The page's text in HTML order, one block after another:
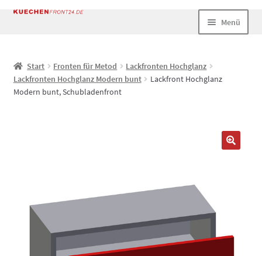
Zur
Zum
Menü
AGB
Kasse
Mein Konto
Start Fronten für Metod
Lackfronten Hochglanz
Lackfronten Hochglanz Modern bunt
Lackfront Hochglanz
Modern bunt, Schubladenfront